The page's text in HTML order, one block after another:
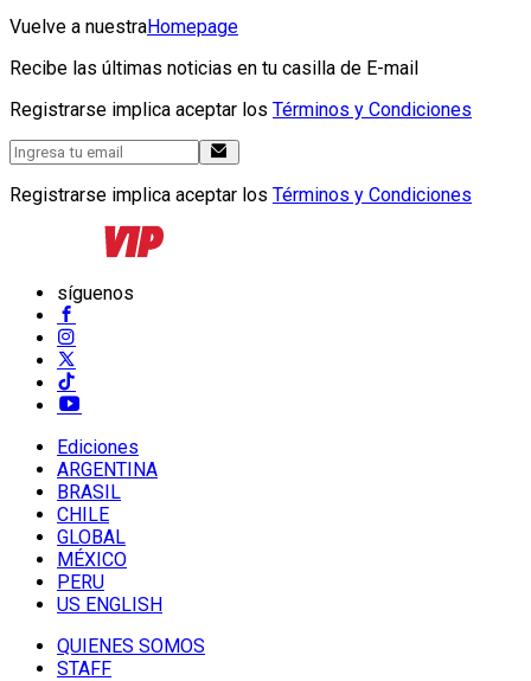
Vuelve a nuestraHomepage
Recibe las últimas noticias en tu casilla de E-mail
Registrarse implica aceptar los Términos y Condiciones
Registrarse implica aceptar los Términos y Condiciones
síguenos
Ediciones
ARGENTINA
BRASIL
CHILE
GLOBAL
MÉXICO
PERU
US ENGLISH
QUIENES SOMOS
STAFF